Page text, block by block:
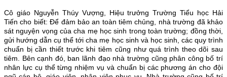
Cô giáo Nguyễn Thúy Vượng, Hiệu trưởng Trường Tiểu học Hải
Tiến cho biết: Để đảm bảo an toàn tiêm chủng, nhà trường đã khảo
sát nguyện vọng của cha mẹ học sinh trong toàn trường; đồng thời,
gửi hướng dẫn cụ thể tới cha mẹ học sinh và học sinh, các quy trình
chuẩn bị cần thiết trước khi tiêm cũng như quá trình theo dõi sau
tiêm. Bên cạnh đó, ban lãnh đạo nhà trường cũng phân công bố trí
nhân lực cụ thể từng nhiệm vụ và chuẩn bị các phương án cho đội